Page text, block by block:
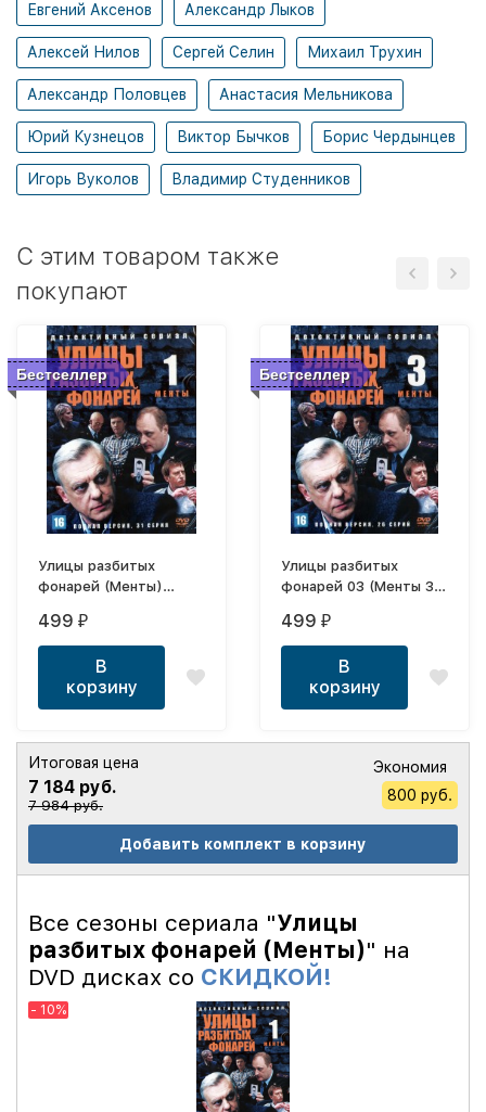
Евгений Аксенов Александр Лыков
Алексей Нилов Сергей Селин Михаил Трухин
Александр Половцев Анастасия Мельникова
Юрий Кузнецов Виктор Бычков Борис Чердынцев
Игорь Вуколов Владимир Студенников
C этим товаром также
покупают
Бестселлер
Улицы разбитых
фонарей (Менты)
версия, 31 серия)
499 ₽
В
корзину
Бестселлер
Улицы разбитых
фонарей 03 (Менты 3)
версия, 26 серий)
499 ₽
В
корзину
Итоговая цена
7 184 руб.
7 984 руб.
Экономия
800 руб.
Добавить комплект в корзину
Все сезоны сериала "Улицы
разбитых фонарей (Менты)" на
DVD дисках со СКИДКОЙ!
- 10%